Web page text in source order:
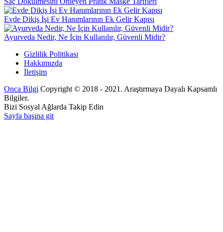
Evde Dikiş İşi Ev Hanımlarının Ek Gelir Kapısı
Ayurveda Nedir, Ne İçin Kullanılır, Güvenli Midir?
Gizlilik Politikası
Hakkımızda
İletişim
Onca Bilgi Copyright © 2018 - 2021. Araştırmaya Dayalı Kapsamlı
Bilgiler.
Bizi Sosyal Ağlarda Takip Edin
Sayfa başına git